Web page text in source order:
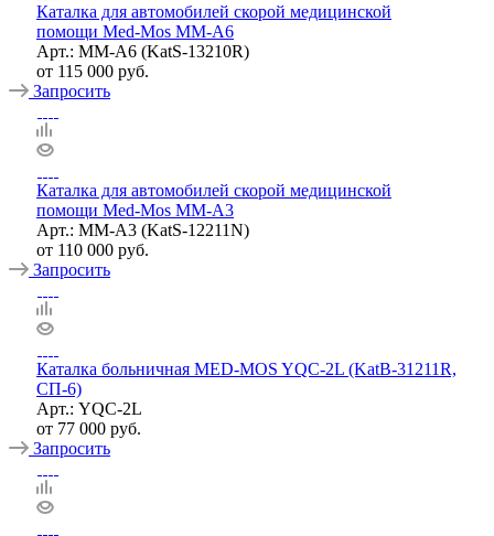
Каталка для автомобилей скорой медицинской
помощи Med-Mos ММ-А6
Арт.: ММ-А6 (KatS-13210R)
от 115 000 руб.
Запросить
Каталка для автомобилей скорой медицинской
помощи Med-Mos ММ-А3
Арт.: ММ-А3 (KatS-12211N)
от 110 000 руб.
Запросить
Каталка больничная MED-MOS YQC-2L (KatB-31211R,
СП-6)
Арт.: YQC-2L
от 77 000 руб.
Запросить